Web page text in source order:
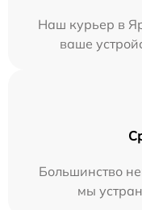
Наш курьер в
ваше
Большинство
мы